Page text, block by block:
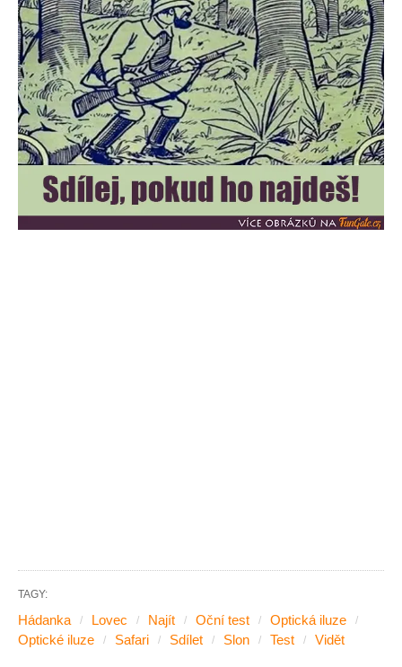
TAGY:
Hádanka Lovec Najít Oční test
Optická iluze
Optické iluze
Safari Sdílet Slon Test Vidět